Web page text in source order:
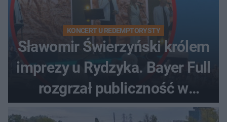
KONCERT U REDEMPTORYSTY
Sławomir Świerzyński królem
imprezy u Rydzyka. Bayer Full
rozgrzał publiczność w
Toruniu